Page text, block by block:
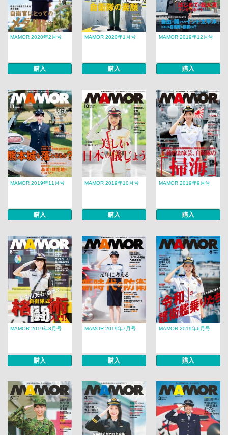
MAMOR 2020年2月号
購入
MAMOR 2020年1月号
購入
MAMOR 2019年12月号
購入
MAMOR 2019年11月号
購入
MAMOR 2019年10月号
購入
MAMOR 2019年9月号
購入
MAMOR 2019年8月号
購入
MAMOR 2019年7月号
購入
MAMOR 2019年6月号
購入